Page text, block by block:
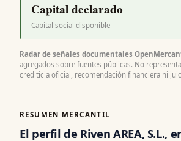
Capital declarado
Capital social disponible
Radar de señales documentales
agregados sobre fuentes públicas. No
crediticia oficial, recomendación financiera ni
RESUMEN MERCANTIL
El perfil de Riven AREA, S.L.,